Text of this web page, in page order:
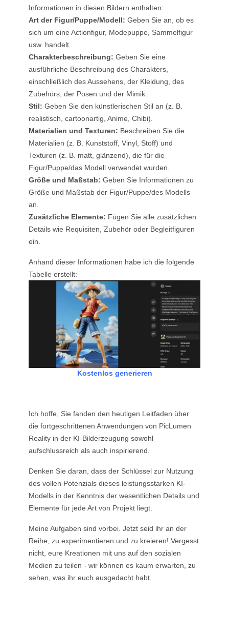
Informationen in diesen Bildern enthalten:
Art der Figur/Puppe/Modell: Geben Sie an, ob es
sich um eine Actionfigur, Modepuppe, Sammelfigur
usw. handelt.
Charakterbeschreibung: Geben Sie eine
ausführliche Beschreibung des Charakters,
einschließlich des Aussehens, der Kleidung, des
Zubehörs, der Posen und der Mimik.
Stil: Geben Sie den künstlerischen Stil an (z. B.
realistisch, cartoonartig, Anime, Chibi).
Materialien und Texturen: Beschreiben Sie die
Materialien (z. B. Kunststoff, Vinyl, Stoff) und
Texturen (z. B. matt, glänzend), die für die
Figur/Puppe/das Modell verwendet wurden.
Größe und Maßstab: Geben Sie Informationen zu
Größe und Maßstab der Figur/Puppe/des Modells
an.
Zusätzliche Elemente: Fügen Sie alle zusätzlichen
Details wie Requisiten, Zubehör oder Begleitfiguren
ein.
Anhand dieser Informationen habe ich die folgende
Tabelle erstellt:
Kostenlos generieren
Ich hoffe, Sie fanden den heutigen Leitfaden über
die fortgeschrittenen Anwendungen von PicLumen
Reality in der KI-Bilderzeugung sowohl
aufschlussreich als auch inspirierend.
Denken Sie daran, dass der Schlüssel zur Nutzung
des vollen Potenzials dieses leistungsstarken KI-
Modells in der Kenntnis der wesentlichen Details und
Elemente für jede Art von Projekt liegt.
Meine Aufgaben sind vorbei. Jetzt seid ihr an der
Reihe, zu experimentieren und zu kreieren! Vergesst
nicht, eure Kreationen mit uns auf den sozialen
Medien zu teilen - wir können es kaum erwarten, zu
sehen, was ihr euch ausgedacht habt.